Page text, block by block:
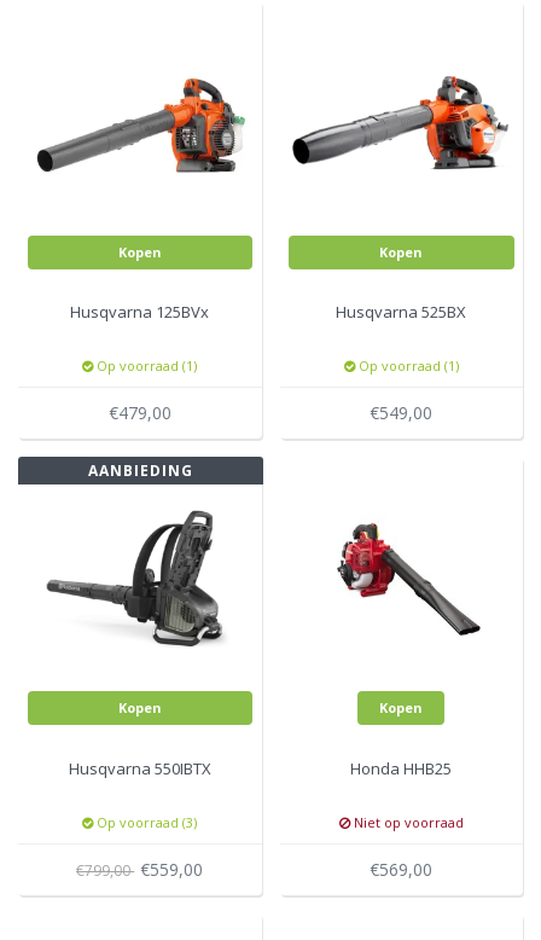
Kopen
Husqvarna 125BVx
Op voorraad (1)
€479,00
Kopen
Husqvarna 525BX
Op voorraad (1)
€549,00
AANBIEDING
Kopen
Husqvarna 550IBTX
Op voorraad (3)
€799,00 €559,00
Kopen
Honda HHB25
Niet op voorraad
€569,00